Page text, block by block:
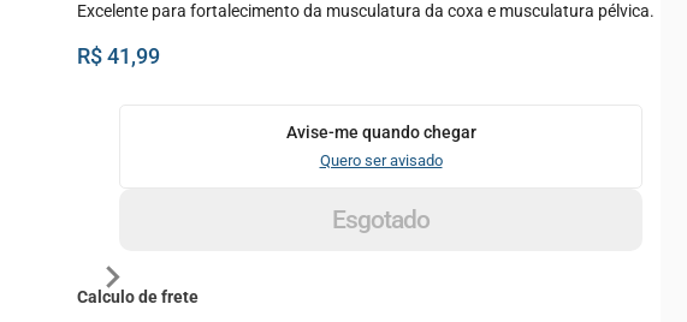
Excelente para fortalecimento da musculatura da coxa e musculatura pélvica.
R$ 41,99
Esgotado
Avise-me quando chegar
Quero ser avisado